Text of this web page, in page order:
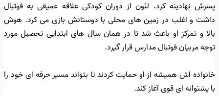
پسرش نهادینه کرد. لئون از دوران کودکی علاقه عمیقی به فوتبال
داشت و اغلب در زمین های محلی با دوستانش بازی می کرد. هوش
بالا و تمرکز او باعث شد تا در همان سال های ابتدایی تحصیل مورد
توجه مربیان فوتبال مدارس قرار گیرد.
خانواده اش همیشه از او حمایت کردند تا بتواند مسیر حرفه ای خود را
با پشتوانه ای قوی آغاز کند.